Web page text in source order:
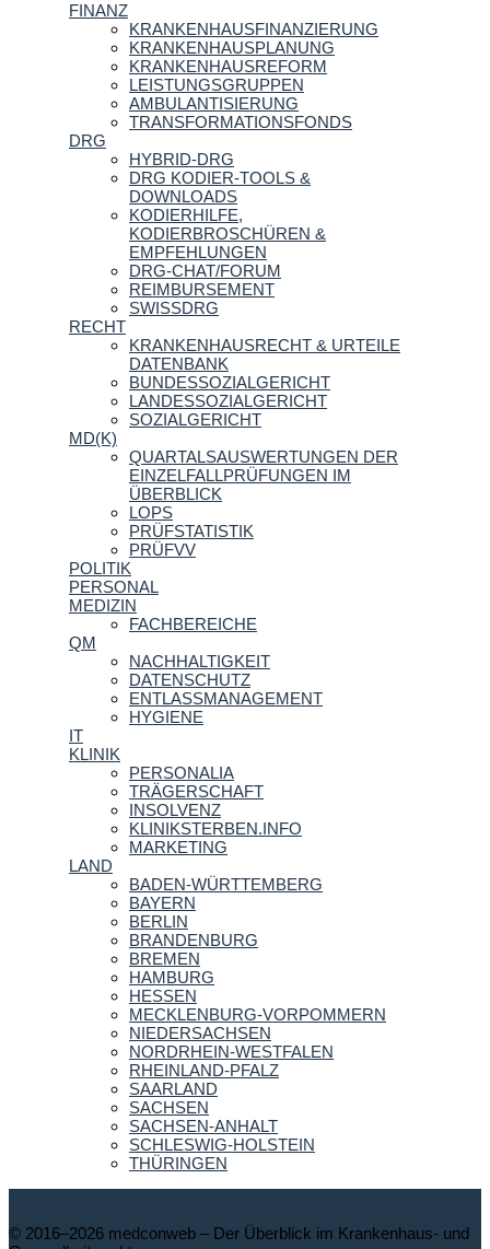
FINANZ
KRANKENHAUSFINANZIERUNG
KRANKENHAUSPLANUNG
KRANKENHAUSREFORM
LEISTUNGSGRUPPEN
AMBULANTISIERUNG
TRANSFORMATIONSFONDS
DRG
HYBRID-DRG
DRG KODIER-TOOLS &
DOWNLOADS
KODIERHILFE,
KODIERBROSCHÜREN &
EMPFEHLUNGEN
DRG-CHAT/FORUM
REIMBURSEMENT
SWISSDRG
RECHT
KRANKENHAUSRECHT & URTEILE
DATENBANK
BUNDESSOZIALGERICHT
LANDESSOZIALGERICHT
SOZIALGERICHT
MD(K)
QUARTALSAUSWERTUNGEN DER
EINZELFALLPRÜFUNGEN IM
ÜBERBLICK
LOPS
PRÜFSTATISTIK
PRÜFVV
POLITIK
PERSONAL
MEDIZIN
FACHBEREICHE
QM
NACHHALTIGKEIT
DATENSCHUTZ
ENTLASSMANAGEMENT
HYGIENE
IT
KLINIK
PERSONALIA
TRÄGERSCHAFT
INSOLVENZ
KLINIKSTERBEN.INFO
MARKETING
LAND
BADEN-WÜRTTEMBERG
BAYERN
BERLIN
BRANDENBURG
BREMEN
HAMBURG
HESSEN
MECKLENBURG-VORPOMMERN
NIEDERSACHSEN
NORDRHEIN-WESTFALEN
RHEINLAND-PFALZ
SAARLAND
SACHSEN
SACHSEN-ANHALT
SCHLESWIG-HOLSTEIN
THÜRINGEN
© 2016–2026 medconweb – Der Überblick im Krankenhaus- und